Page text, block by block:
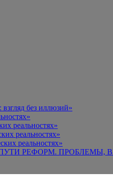
без иллюзий»
реальностях»
реальностях»
реальностях»
РЕФОРМ. ПРОБЛЕМЫ,